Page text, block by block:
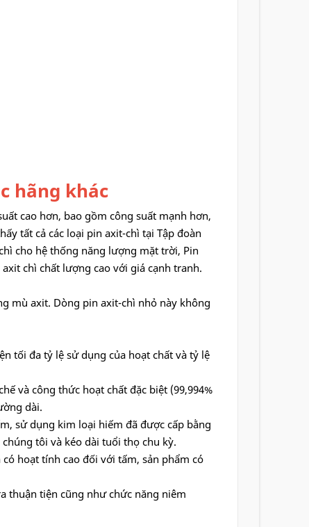
hãng khác
cao hơn, bao gồm công suất mạnh hơn,
tất cả các loại pin axit-chì tại Tập đoàn
cho hệ thống năng lượng mặt trời, Pin
chì chất lượng cao với giá cạnh tranh.
mù axit. Dòng pin axit-chì nhỏ này không
tối đa tỷ lệ sử dụng của hoạt chất và tỷ lệ
và công thức hoạt chất đặc biệt (99,994%
dài.
sử dụng kim loại hiếm đã được cấp bằng
tôi và kéo dài tuổi thọ chu kỳ.
hoạt tính cao đối với tấm, sản phẩm có
thuận tiện cũng như chức năng niêm